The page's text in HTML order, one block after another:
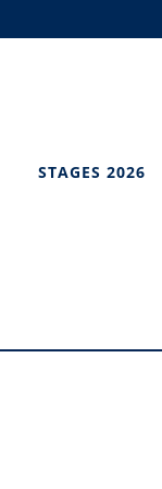
STAGES 2026